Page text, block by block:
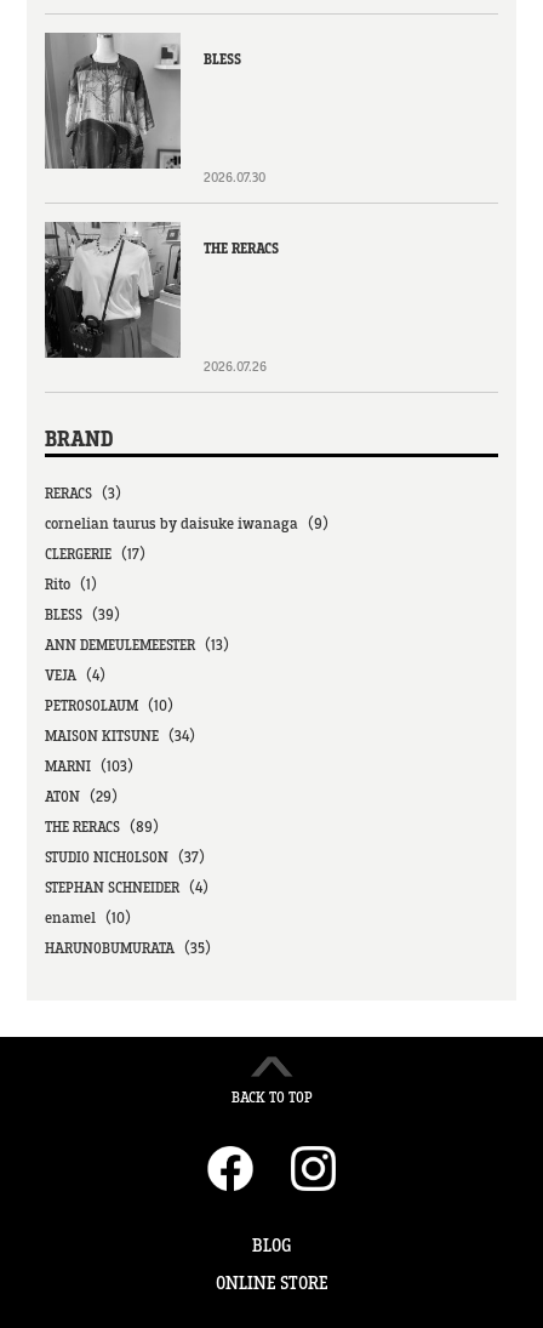
BLESS
2026.07.30
THE RERACS
2026.07.26
BRAND
RERACS（3）
cornelian taurus by daisuke iwanaga（9）
CLERGERIE（17）
Rito（1）
BLESS（39）
ANN DEMEULEMEESTER（13）
VEJA（4）
PETROSOLAUM（10）
MAISON KITSUNE（34）
MARNI（103）
ATON（29）
THE RERACS（89）
STUDIO NICHOLSON（37）
STEPHAN SCHNEIDER（4）
enamel（10）
HARUNOBUMURATA（35）
BACK TO TOP
BLOG
ONLINE STORE